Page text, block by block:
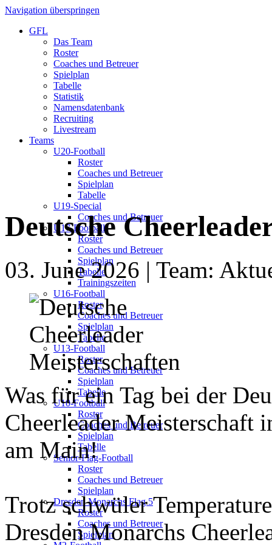
Navigation überspringen
GFL
Das Team
Roster
Coaches und Betreuer
Spielplan
Tabelle
Statistik
Namensdatenbank
Recruiting
Livestream
Teams
U20-Football
Roster
Coaches und Betreuer
Spielplan
Tabelle
U19-Special
Coaches und Betreuer
U17-Football
Roster
Coaches und Betreuer
Spielplan
Tabelle
Trainingszeiten
U16-Football
Roster
Coaches und Betreuer
Spielplan
Tabelle
U13-Football
Roster
Coaches und Betreuer
Spielplan
Tabelle
U10-Football
Roster
Coaches und Betreuer
Spielplan
Tabelle
Senior-Flag-Football
Roster
Coaches und Betreuer
Spielplan
Dresden Monarchs Flag 5
Roster
Coaches und Betreuer
Spielplan
Deutsche
03. June 2026 | Team:
Was für ein Tag bei der
Cheerleader Meisterschaft
am Main!
Trotz schwüler
Dresden Monarchs